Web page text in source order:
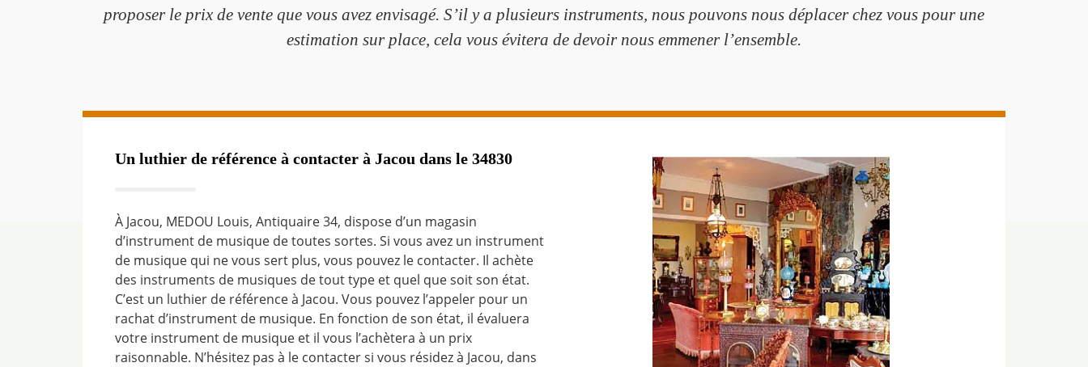
proposer le prix de vente que vous avez envisagé. S’il y a plusieurs instruments, nous pouvons nous déplacer chez vous pour une
estimation sur place, cela vous évitera de devoir nous emmener l’ensemble.
Un luthier de référence à contacter à Jacou dans le 34830
À Jacou, MEDOU Louis, Antiquaire 34, dispose d’un magasin
d’instrument de musique de toutes sortes. Si vous avez un instrument
de musique qui ne vous sert plus, vous pouvez le contacter. Il achète
des instruments de musiques de tout type et quel que soit son état.
C’est un luthier de référence à Jacou. Vous pouvez l’appeler pour un
rachat d’instrument de musique. En fonction de son état, il évaluera
votre instrument de musique et il vous l’achètera à un prix
raisonnable. N’hésitez pas à le contacter si vous résidez à Jacou, dans